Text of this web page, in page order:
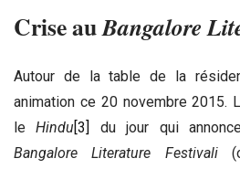
Crise auBangalore
Autour de la table de la
animation ce 20 novembre 2015.
leHindu [3]
du jour qui
Bangalore Literature Festivali